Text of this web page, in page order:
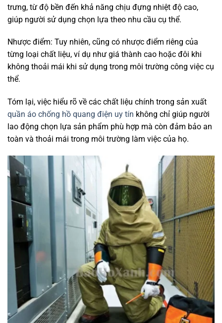
trưng, từ độ bền đến khả năng chịu đựng nhiệt độ cao,
giúp người sử dụng chọn lựa theo nhu cầu cụ thể.
Nhược điểm: Tuy nhiên, cũng có nhược điểm riêng của
từng loại chất liệu, ví dụ như giá thành cao hoặc đôi khi
không thoải mái khi sử dụng trong môi trường công việc cụ
thể.
Tóm lại, việc hiểu rõ về các chất liệu chính trong sản xuất
quần áo chống hồ quang điện uy tín không chỉ giúp người
lao động chọn lựa sản phẩm phù hợp mà còn đảm bảo an
toàn và thoải mái trong môi trường làm việc của họ.